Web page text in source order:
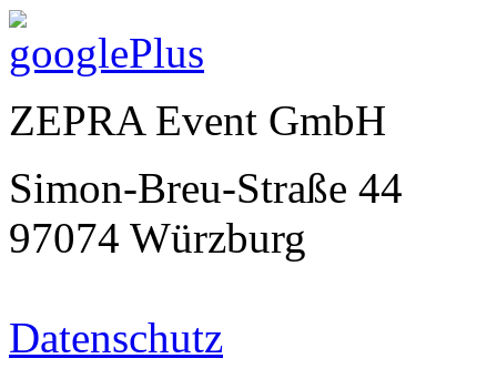
ZEPRA Event GmbH
Simon-Breu-Straße 44
97074 Würzburg
Datenschutz